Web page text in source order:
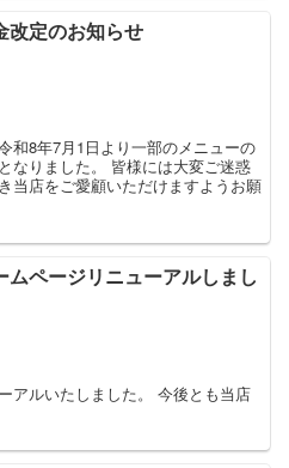
改定のお知らせ
和8年7月1日より一部のメニューの
なりました。 皆様には大変ご迷惑
当店をご愛顧いただけますようお願
ムページリニューアルしまし
アルいたしました。 今後とも当店